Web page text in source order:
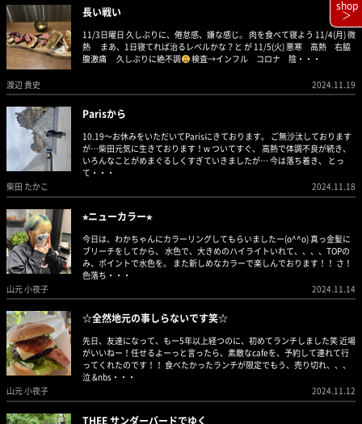
長い戦い
11/3日曜日 久しぶりに、倦怠感、嫌な感じ。 肉を食べて寝よう 11/4(月) 微
熱 まあ、1日寝てれば治るレベルかな？と が 11/5(火) 悪寒 高熱 右脇
腹激痛 久しぶりに絶不調
検査→インフル コロナ 陰・・・
渡辺 貴史 2024.11.19
Parisから
10.19〜お休みをいただいてParisにきております。 ご無沙汰しております
が…柴田元気に生きております！w ついてすぐ、 高熱で体調不良が続き、
いろんなことがめまぐるしくすぎていきましたが… 今は落ち着き、 とっ
て・・・
柴田 たかこ
2024.11.18
⭐︎ニューカラー⭐︎
今日は、わかちゃんにカラーリングしてもらいましたー(o^^o) 真っ金髪に
ブリーチをしてから、 水色で、大きめのハイライトいれて、、、、TOPの
み、ポイントで水色を。 また新しめなカラーで楽しんでおります！！ さ！
色落ち・・・
山元 小夜子
2024.11.14
☆全然地元の事しらないです笑☆
先日、友達になって、もー5年以上経つのに、初めてランチしました笑 近場
がいいねー！任せるよーっと言ったら、素敵なcafeを、予約して連れて行
ってくれたのです！！ 食べたかったランチが限定でもう、売り切れ、、、
泣 &nbs・・・
山元 小夜子
2024.11.12
THEE サンダーバードでゆく
shop
＞